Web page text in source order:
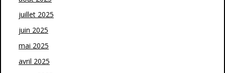
juillet 2025
juin 2025
mai 2025
avril 2025